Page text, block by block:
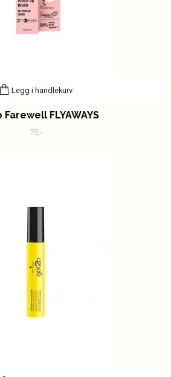
Legg i handlekurv
Farewell FLYAWAYS
75,-